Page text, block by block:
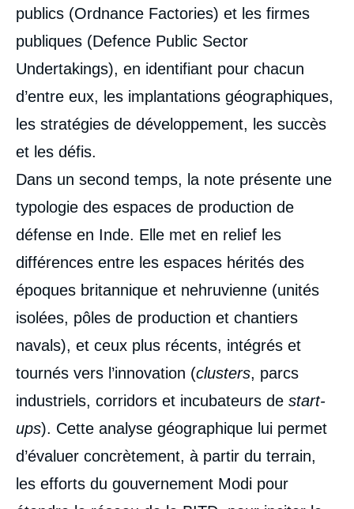
publics (Ordnance Factories) et les firmes
publiques (Defence Public Sector
Undertakings), en identifiant pour chacun
d’entre eux, les implantations géographiques,
les stratégies de développement, les succès
et les défis.
Dans un second temps, la note présente une
typologie des espaces de production de
défense en Inde. Elle met en relief les
différences entre les espaces hérités des
époques britannique et nehruvienne (unités
isolées, pôles de production et chantiers
navals), et ceux plus récents, intégrés et
tournés vers l’innovation (clusters, parcs
industriels, corridors et incubateurs de start-
ups). Cette analyse géographique lui permet
d’évaluer concrètement, à partir du terrain,
les efforts du gouvernement Modi pour